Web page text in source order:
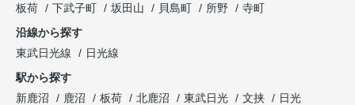
板荷
下武子町 坂田山 貝島町 所野
寺町
沿線から探す
東武日光線
日光線
駅から探す
新鹿沼
鹿沼 板荷 北鹿沼 東武日光 文挟 日光